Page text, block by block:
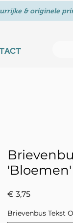
'Bloemen'
€ 3,75Prijs
Brievenbus Tekst